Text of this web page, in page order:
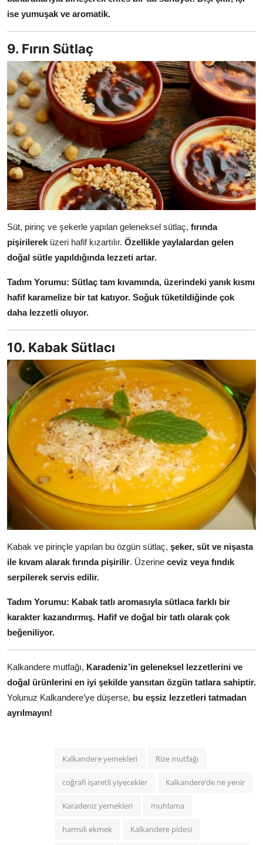
ise yumuşak ve aromatik.
9. Fırın Sütlaç
Süt, pirinç ve şekerle yapılan geleneksel sütlaç, fırında
pişirilerek üzeri hafif kızartılır. Özellikle yaylalardan gelen
doğal sütle yapıldığında lezzeti artar.
Tadım Yorumu: Sütlaç tam kıvamında, üzerindeki yanık kısmı
hafif karamelize bir tat katıyor. Soğuk tüketildiğinde çok
daha lezzetli oluyor.
10. Kabak Sütlacı
Kabak ve pirinçle yapılan bu özgün sütlaç, şeker, süt ve nişasta
ile kıvam alarak fırında pişirilir. Üzerine ceviz veya fındık
serpilerek servis edilir.
Tadım Yorumu: Kabak tatlı aromasıyla sütlaca farklı bir
karakter kazandırmış. Hafif ve doğal bir tatlı olarak çok
beğeniliyor.
Kalkandere mutfağı, Karadeniz’in geleneksel lezzetlerini ve
doğal ürünlerini en iyi şekilde yansıtan özgün tatlara sahiptir.
Yolunuz Kalkandere’ye düşerse, bu eşsiz lezzetleri tatmadan
ayrılmayın!
Kalkandere yemekleri Rize mutfağı
coğrafi işaretli yiyecekler Kalkandere’de ne yenir
Karadeniz yemekleri muhlama
hamsili ekmek Kalkandere pidesi